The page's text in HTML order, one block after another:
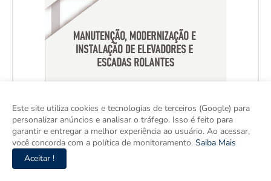
Este site utiliza cookies e tecnologias de terceiros (Google) para
personalizar anúncios e analisar o tráfego. Isso é feito para
garantir e entregar a melhor experiência ao usuário. Ao acessar,
você concorda com a política de monitoramento. Saiba Mais
Aceitar !